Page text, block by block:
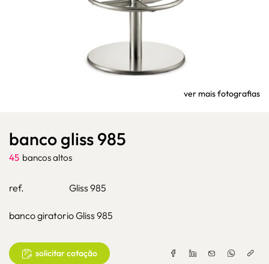
ver mais fotografias
banco gliss 985
45 bancos altos
ref. Gliss 985
banco giratorio Gliss 985
solicitar cotação